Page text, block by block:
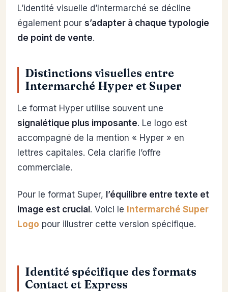
L’identité visuelle d’Intermarché se décline
également pour s’adapter à chaque typologie
de point de vente.
Distinctions visuelles entre
Intermarché Hyper et Super
Le format Hyper utilise souvent une
signalétique plus imposante. Le logo est
accompagné de la mention « Hyper » en
lettres capitales. Cela clarifie l’offre
commerciale.
Pour le format Super, l’équilibre entre texte et
image est crucial. Voici le Intermarché Super
Logo pour illustrer cette version spécifique.
Identité spécifique des formats
Contact et Express